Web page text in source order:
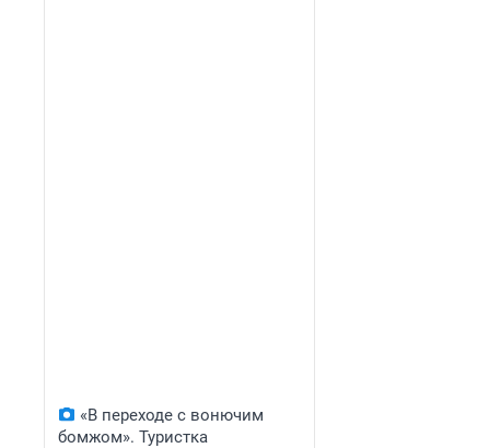
«В переходе с вонючим
бомжом». Туристка